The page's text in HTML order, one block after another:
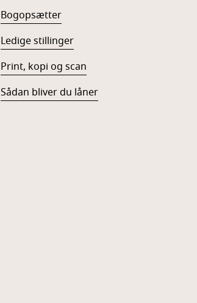
Bogopsætter
Ledige stillinger
Print, kopi og scan
Sådan bliver du låner